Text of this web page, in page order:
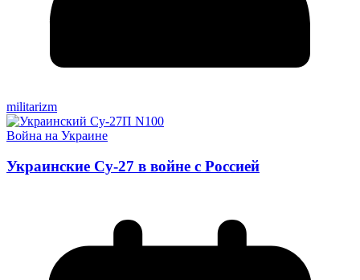
militarizm
Война на Украине
Украинские Су-27 в войне с Россией